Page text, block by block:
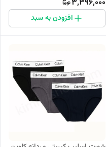
3,396,000
افزودن به سبد